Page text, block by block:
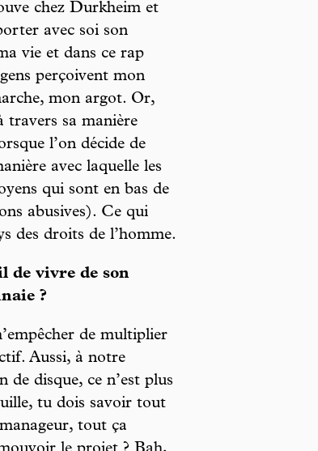
chez Durkheim et
avec soi son
vie et dans ce rap
perçoivent mon
mon argot. Or,
travers sa manière
l’on décide de
avec laquelle les
qui sont en bas de
abusives). Ce qui
des droits de l’homme.
de vivre de son
?
de multiplier
Aussi, à notre
de disque, ce n’est plus
tu dois savoir tout
tout ça